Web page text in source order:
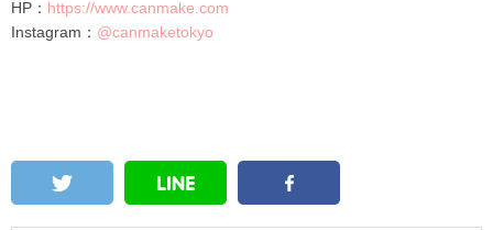
HP： https://www.canmake.com
Instagram： @canmaketokyo